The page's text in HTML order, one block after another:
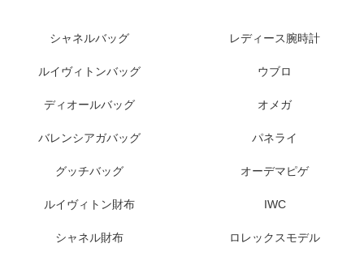
シャネルバッグ
ルイヴィトンバッグ
ディオールバッグ
バレンシアガバッグ
グッチバッグ
ルイヴィトン財布
シャネル財布
レディース腕時計
ウブロ
オメガ
パネライ
オーデマピゲ
IWC
ロレックスモデル